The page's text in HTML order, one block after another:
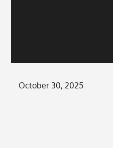
Posted
October 30, 2025